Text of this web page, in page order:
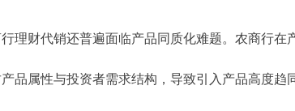
理财代销还普遍面临产品同质化难题。农商行
品属性与投资者需求结构，导致引入产品高度